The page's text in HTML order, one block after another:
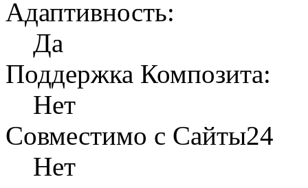
Адаптивность:
Да
Поддержка Композита:
Нет
Совместимо с Сайты24
Нет